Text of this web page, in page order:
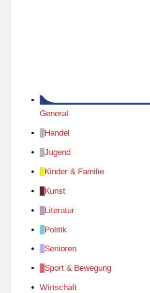
General
Handel
Jugend
Kinder & Familie
Kunst
Literatur
Politik
Senioren
Sport & Bewegung
Wirtschaft